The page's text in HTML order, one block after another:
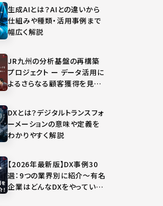
生成AIとは？AIとの違いから
仕組みや種類・活用事例まで
幅広く解説
JR九州の分析基盤の再構築
プロジェクト ー データ活用に
よるさらなる顧客獲得を見据
DXとは？デジタルトランスフォ
ーメーションの意味や定義を
わかりやすく解説
【2026年最新版】DX事例30
選：9つの業界別に紹介～有名
企業はどんなDXをやってい